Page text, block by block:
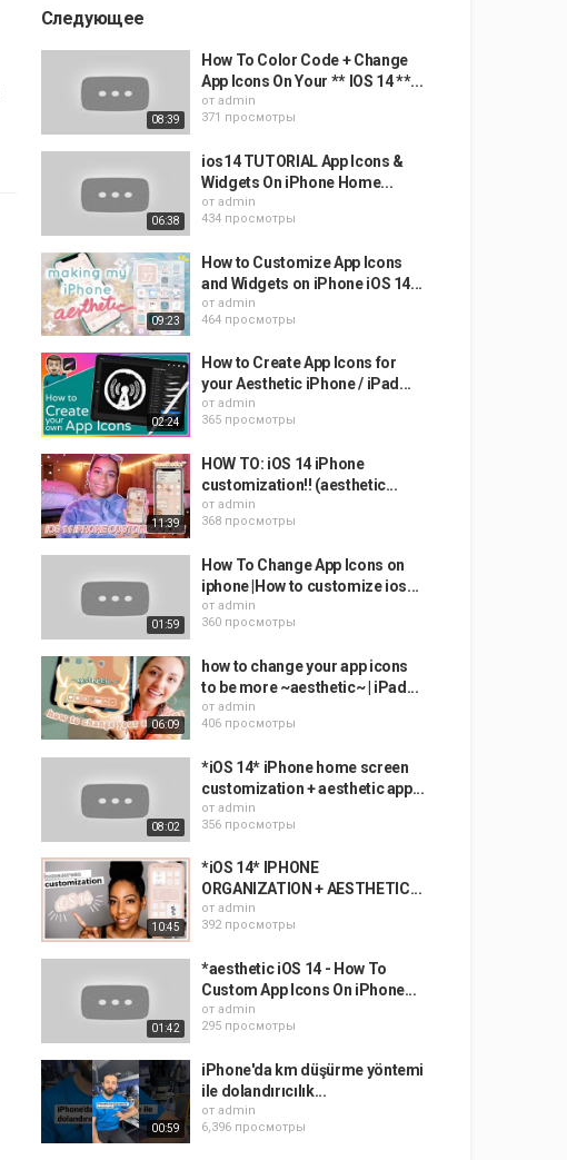
Следующее
08:39
How To Color Code + Change
App Icons On Your ** IOS 14 **...
от admin
371 просмотры
06:38
ios14 TUTORIAL App Icons &
Widgets On iPhone Home...
от admin
434 просмотры
09:23
How to Customize App Icons
and Widgets on iPhone iOS 14...
от admin
464 просмотры
02:24
How to Create App Icons for
your Aesthetic iPhone / iPad...
от admin
365 просмотры
11:39
HOW TO: iOS 14 iPhone
customization!! (aesthetic...
от admin
368 просмотры
01:59
How To Change App Icons on
iphone |How to customize ios...
от admin
360 просмотры
06:09
how to change your app icons
to be more ~aesthetic~ | iPad...
от admin
406 просмотры
08:02
*iOS 14* iPhone home screen
customization + aesthetic app...
от admin
356 просмотры
10:45
*iOS 14* IPHONE
ORGANIZATION + AESTHETIC...
от admin
392 просмотры
01:42
*aesthetic iOS 14 - How To
Custom App Icons On iPhone...
от admin
295 просмотры
00:59
iPhone'da km düşürme yöntemi
ile dolandırıcılık...
от admin
6,396 просмотры